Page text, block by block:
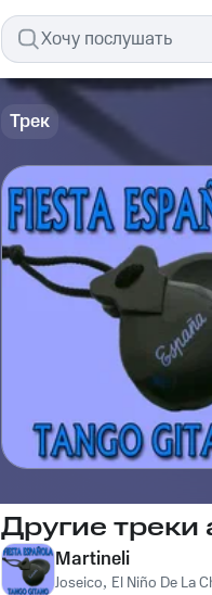
Трек
Другие треки
Martineli
Joseico, El Niño De La